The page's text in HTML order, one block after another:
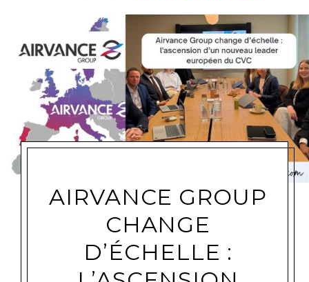
Batimedialive
AIRVANCE GROUP
CHANGE
D’ÉCHELLE :